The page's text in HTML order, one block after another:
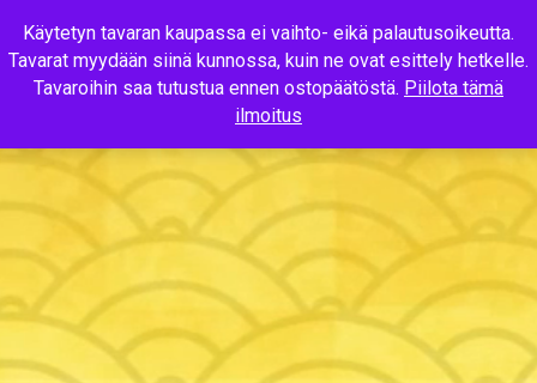
MENU
Käytetyn tavaran kaupassa ei vaihto- eikä palautusoikeutta.
Tavarat myydään siinä kunnossa, kuin ne ovat esittely hetkelle.
Tavaroihin saa tutustua ennen ostopäätöstä. Piilota tämä
ilmoitus